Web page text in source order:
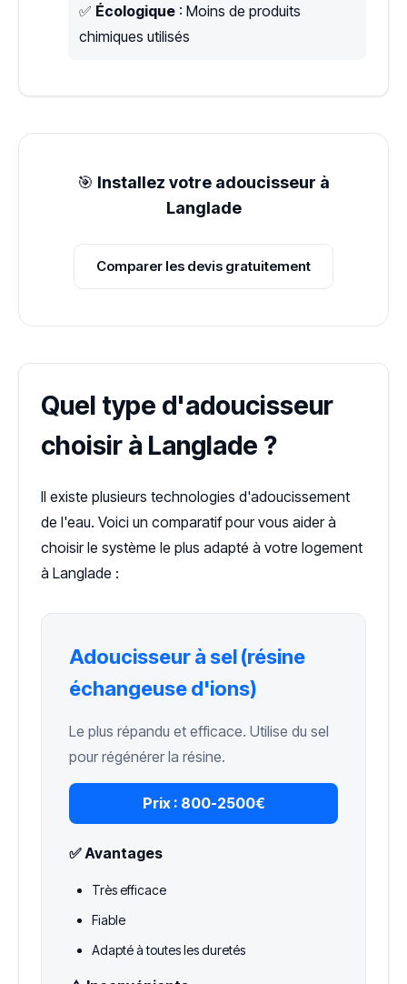
✅ Écologique : Moins de produits
chimiques utilisés
🎯 Installez votre adoucisseur à
Langlade
Comparer les devis gratuitement
Quel type d'adoucisseur
choisir à Langlade ?
Il existe plusieurs technologies d'adoucissement
de l'eau. Voici un comparatif pour vous aider à
choisir le système le plus adapté à votre logement
à Langlade :
Adoucisseur à sel (résine
échangeuse d'ions)
Le plus répandu et efficace. Utilise du sel
pour régénérer la résine.
Prix : 800-2500€
✅ Avantages
Très efficace
Fiable
Adapté à toutes les duretés